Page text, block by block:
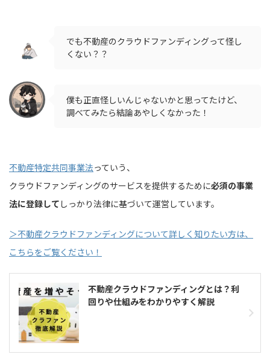
でも不動産のクラウドファンディングって怪し
くない？？
僕も正直怪しいんじゃないかと思ってたけど、
調べてみたら結論あやしくなかった！
不動産特定共同事業法っていう、
クラウドファンディングのサービスを提供するために必須の事業
法に登録して しっかり法律に基づいて運営しています。
＞不動産クラウドファンディングについて詳しく知りたい方は、
こちらをご覧ください！
不動産クラウドファンディングとは？利
回りや仕組みをわかりやすく解説